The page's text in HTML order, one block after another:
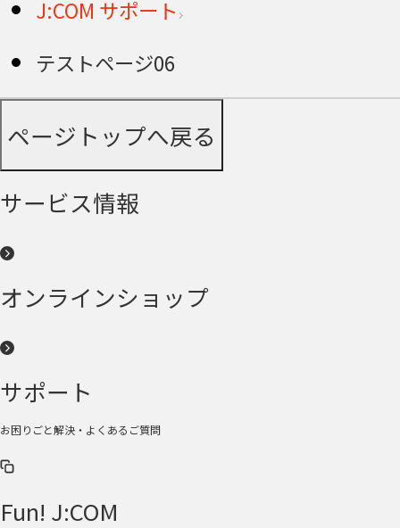
J:COM サポート
テストページ06
ページトップへ戻る
サービス情報
オンラインショップ
サポート
お困りごと解決・よくあるご質問
Fun! J:COM